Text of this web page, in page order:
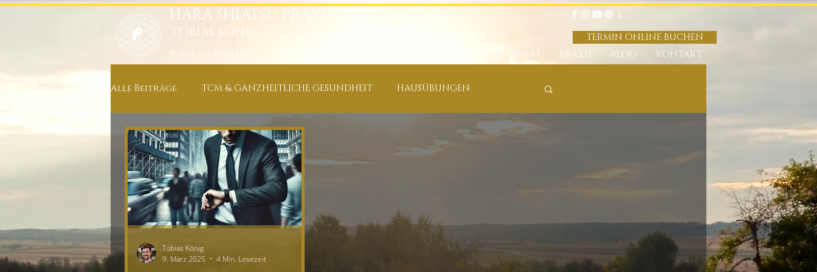
HARA SHIATSU PRAXIS WIEN
TOBIAS KÖNIG
INFO SHIATSU TOBIAS PRAXIS BLOG KONTAKT
TERMIN ONLINE BUCHEN
Alle Beiträge TCM & GANZHEITLICHE GESUNDHEIT HAUSÜBUNGEN
ERNÄHRUNG & KOCHREZEPTE KÄUTER, ÖLE & NAHRUNGSERGÄNZUNGEN
NEUIGKEITEN IN MEINER PRAXIS
ERFOLG, FREUDE & SPIRITUELLES
Tobias König
9. März 2025
4 Min. Lesezeit